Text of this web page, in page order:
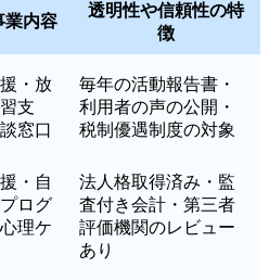
業内容
透明性や信頼性の特
徴
・放
支
窓口
毎年の活動報告書・
利用者の声の公開・
税制優遇制度の対象
・自
ログ
理ケ
法人格取得済み・監
査付き会計・第三者
評価機関のレビュー
あり